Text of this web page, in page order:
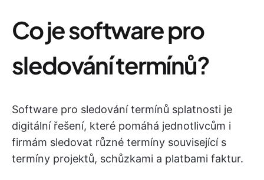
Co je software pro
sledování termínů?
Software pro sledování termínů splatnosti je
digitální řešení, které pomáhá jednotlivcům i
firmám sledovat různé termíny související s
termíny projektů, schůzkami a platbami faktur.